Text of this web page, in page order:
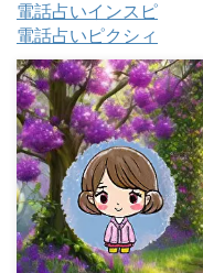
電話占いインスピ
電話占いピクシィ